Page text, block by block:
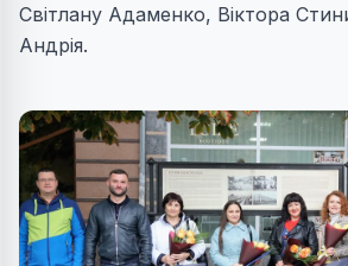
Світлану Адаменко, Віктора
Андрія.